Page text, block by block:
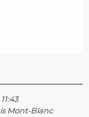
Mont-Blanc